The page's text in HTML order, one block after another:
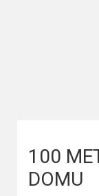
Horrory
100
DOMU